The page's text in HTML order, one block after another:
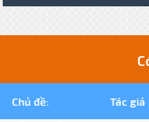
Chủ đề: Tác giả